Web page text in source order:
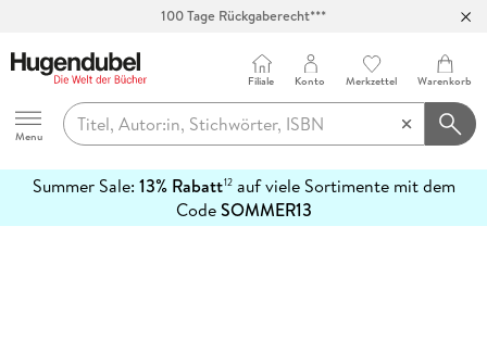
100 Tage Rückgaberecht***
Hugendubel
Menu
Filiale Konto Merkzettel Warenkorb
Summer Sale: 13% Rabatt12auf viele Sortimente mit dem
CodeSOMMER13
erfahren